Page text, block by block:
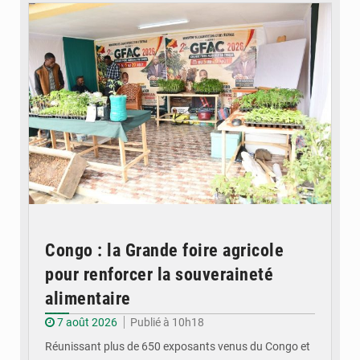
Congo : la Grande foire agricole
pour renforcer la souveraineté
alimentaire
7 août 2026
Publié à 10h18
Réunissant plus de 650 exposants venus du Congo et